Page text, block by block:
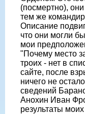
(посмертно),
тем же
Описание
что они могли
мои
"Почему место
троих - нет в
сайте, после
ничего не
сведений
Анохин Иван
результаты